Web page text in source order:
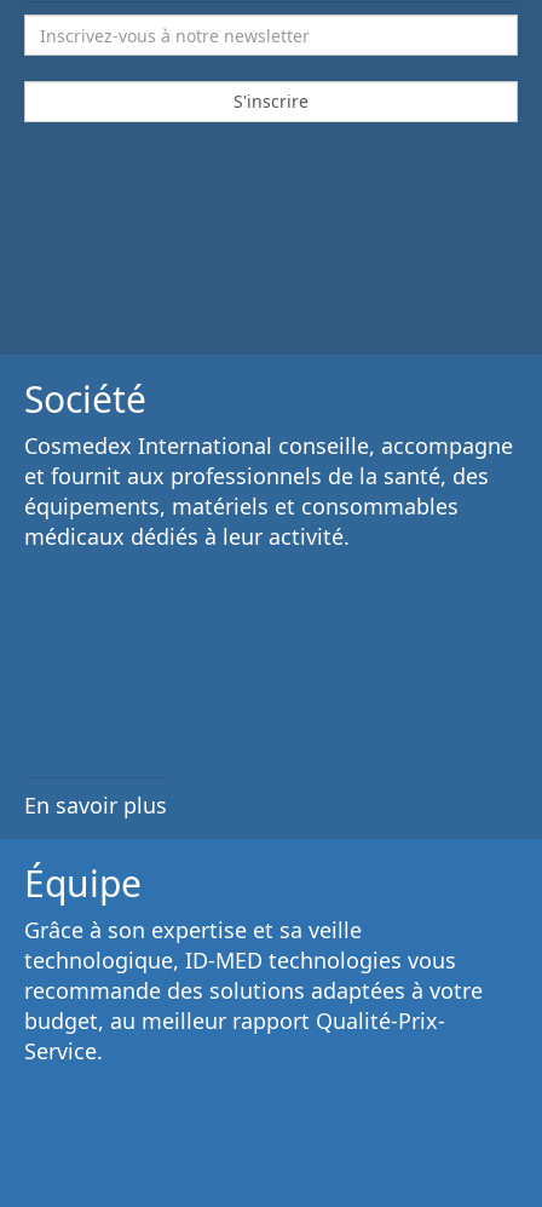
Société
Cosmedex International conseille, accompagne
et fournit aux professionnels de la santé, des
équipements, matériels et consommables
médicaux dédiés à leur activité.
En savoir plus
Équipe
Grâce à son expertise et sa veille
technologique, ID-MED technologies vous
recommande des solutions adaptées à votre
budget, au meilleur rapport Qualité-Prix-
Service.